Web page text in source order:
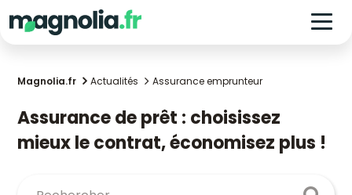
Magnolia.fr Actualités Assurance emprunteur
Assurance de prêt : choisissez
mieux le contrat, économisez plus !